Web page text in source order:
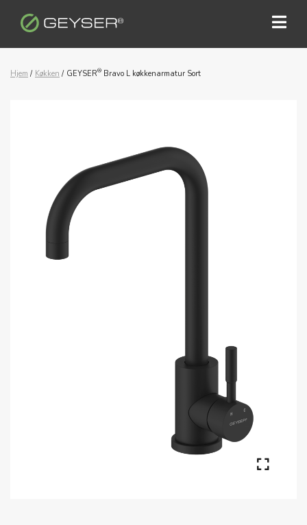
Hjem / Køkken / GEYSER® Bravo L køkkenarmatur Sort